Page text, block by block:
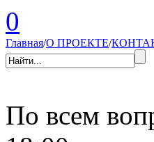
0
Главная/О ПРОЕКТЕ/
По всем